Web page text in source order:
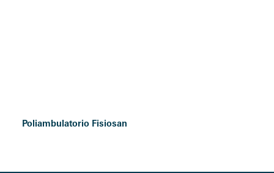
Poliambulatorio Fisiosan